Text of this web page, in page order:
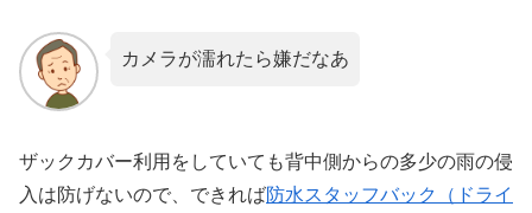
カメラが濡れたら嫌だなあ
ザックカバー利用をしていても背中側からの多少の雨の侵
入は防げないので、できれば防水スタッフバック（ドライ